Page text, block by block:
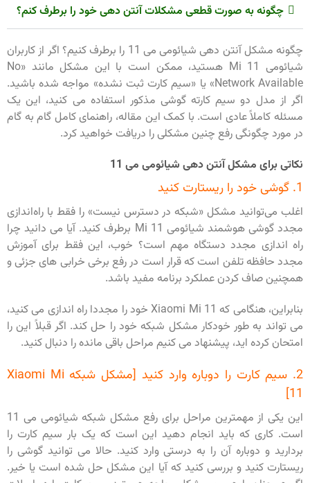
چگونه به صورت قطعی مشکلات آنتن دهی خود را برطرف کنم؟
چگونه مشکل آنتن دهی شیائومی می 11 را برطرف کنیم؟ اگر از کاربران
شیائومی Mi 11 هستید، ممکن است با این مشکل مانند «No
Network Available» یا «سیم کارت ثبت نشده» مواجه شده باشید.
اگر از مدل دو سیم کارته گوشی مذکور استفاده می کنید، این یک
مسئله کاملاً عادی است. با کمک این مقاله، راهنمای کامل گام به گام
در مورد چگونگی رفع چنین مشکلی را دریافت خواهید کرد.
نکاتی برای مشکل آنتن دهی شیائومی می 11
1. گوشی خود را ریستارت کنید
اغلب می‌توانید مشکل «شبکه در دسترس نیست» را فقط با راه‌اندازی
مجدد گوشی هوشمند شیائومی Mi 11 برطرف کنید. آیا می دانید چرا
راه اندازی مجدد دستگاه مهم است؟ خوب، این فقط برای آموزش
مجدد حافظه تلفن است که قرار است در رفع برخی خرابی های جزئی و
همچنین صاف کردن عملکرد برنامه مفید باشد.
بنابراین، هنگامی که Xiaomi Mi 11 خود را مجددا راه اندازی می کنید،
می تواند به طور خودکار مشکل شبکه خود را حل کند. اگر قبلاً این را
امتحان کرده اید، پیشنهاد می کنیم مراحل باقی مانده را دنبال کنید.
2. سیم کارت را دوباره وارد کنید [مشکل شبکه Xiaomi Mi
11]
این یکی از مهمترین مراحل برای رفع مشکل شبکه شیائومی می 11
است. کاری که باید انجام دهید این است که یک بار سیم کارت را
بردارید و دوباره آن را به درستی وارد کنید. حالا می توانید گوشی را
ریستارت کنید و بررسی کنید که آیا این مشکل حل شده است یا خیر.